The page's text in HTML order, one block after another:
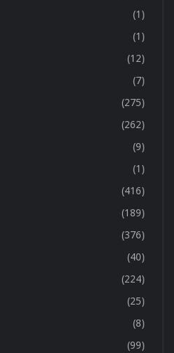
(1)
(1)
(12)
(7)
(275)
(262)
(9)
(1)
(416)
(189)
(376)
(40)
(224)
(25)
(8)
(99)